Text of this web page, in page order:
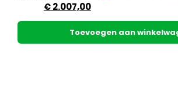
€2.007,00
Toevoegen aan